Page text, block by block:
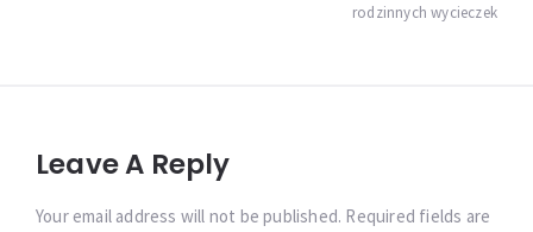
rodzinnych wycieczek
Leave A Reply
Your email address will not be published. Required fields are